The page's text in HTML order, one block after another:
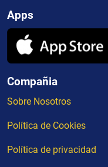
Apps
Compañia
Sobre Nosotros
Política de Cookies
Política de privacidad